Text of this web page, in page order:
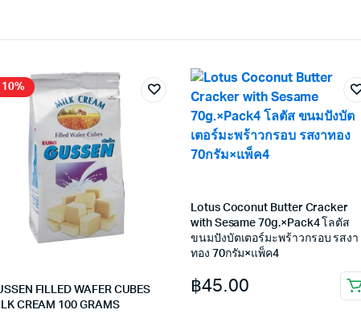
10%
FILLED WAFER CUBES
CREAM 100 GRAMS
Lotus Coconut Butter Cracker
with Sesame 70g.×Pack4 โลตัส
ขนมปังบัตเตอร์มะพร้าวกรอบ รสงา
ทอง 70กรัม×แพ็ค4
฿45.00